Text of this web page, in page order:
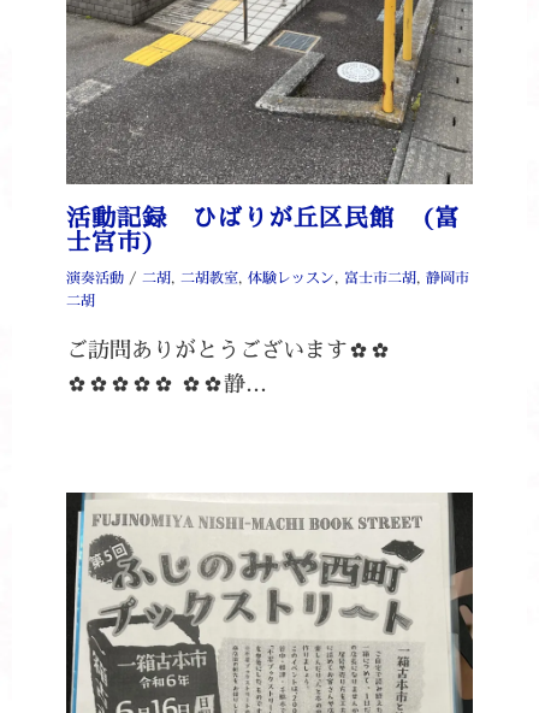
活動記録 ひばりが丘区民館 (富
士宮市)
演奏活動/ 二胡, 二胡教室, 体験レッスン, 富士市二胡, 静岡市
二胡
ご訪問ありがとうございます✿✿
✿✿✿✿✿ ✿✿静…